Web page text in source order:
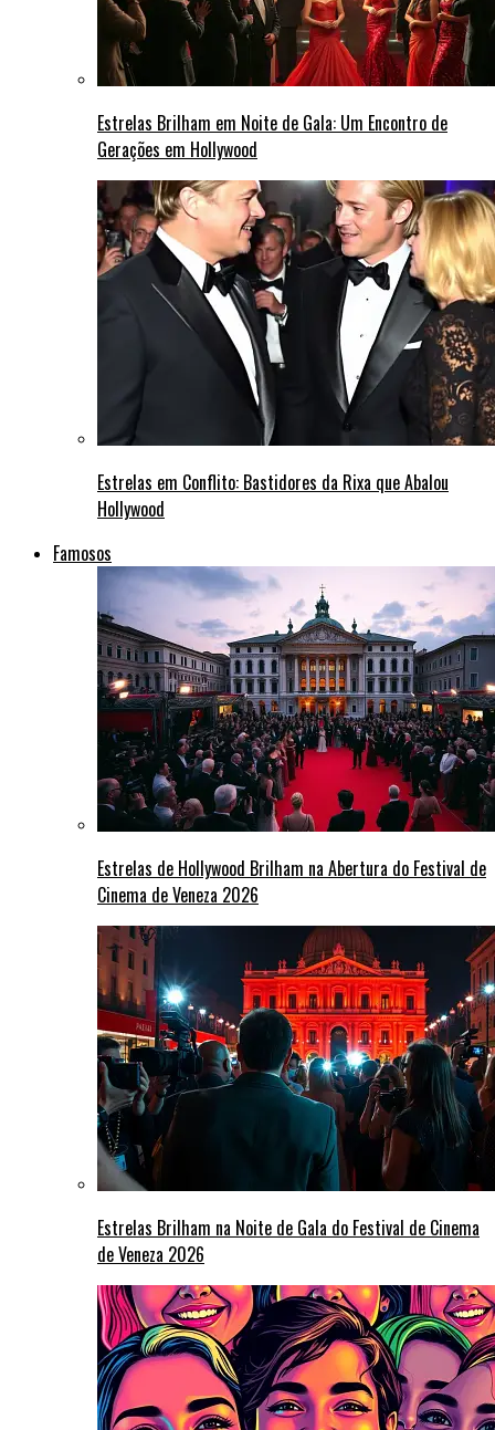
Estrelas Brilham em Noite de Gala: Um Encontro de
Gerações em Hollywood
Estrelas em Conflito: Bastidores da Rixa que Abalou
Hollywood
Famosos
Estrelas de Hollywood Brilham na Abertura do Festival de
Cinema de Veneza 2026
Estrelas Brilham na Noite de Gala do Festival de Cinema
de Veneza 2026